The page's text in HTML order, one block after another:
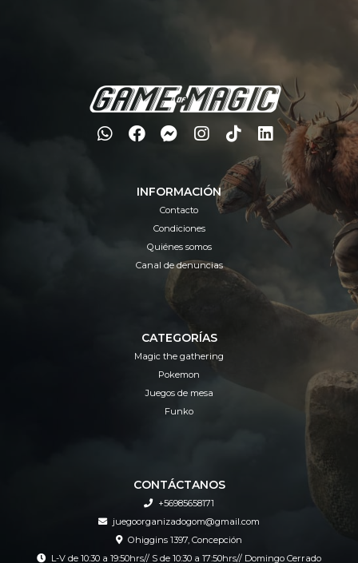
INFORMACIÓN
Contacto
Condiciones
Quiénes somos
Canal de denuncias
CATEGORÍAS
Magic the gathering
Pokemon
Juegos de mesa
Funko
CONTÁCTANOS
+56985658171
juegoorganizadogom@gmail.com
Ohiggins 1397, Concepción
L-V de 10:30 a 19:50hrs// S de 10:30 a 17:50hrs// Domingo Cerrado